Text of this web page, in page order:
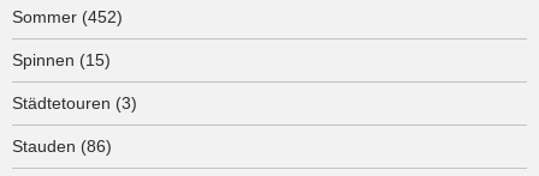
Sommer (452)
Spinnen (15)
Städtetouren (3)
Stauden (86)